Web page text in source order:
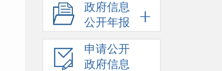
政府信息
公开年报
申请公开
政府信息